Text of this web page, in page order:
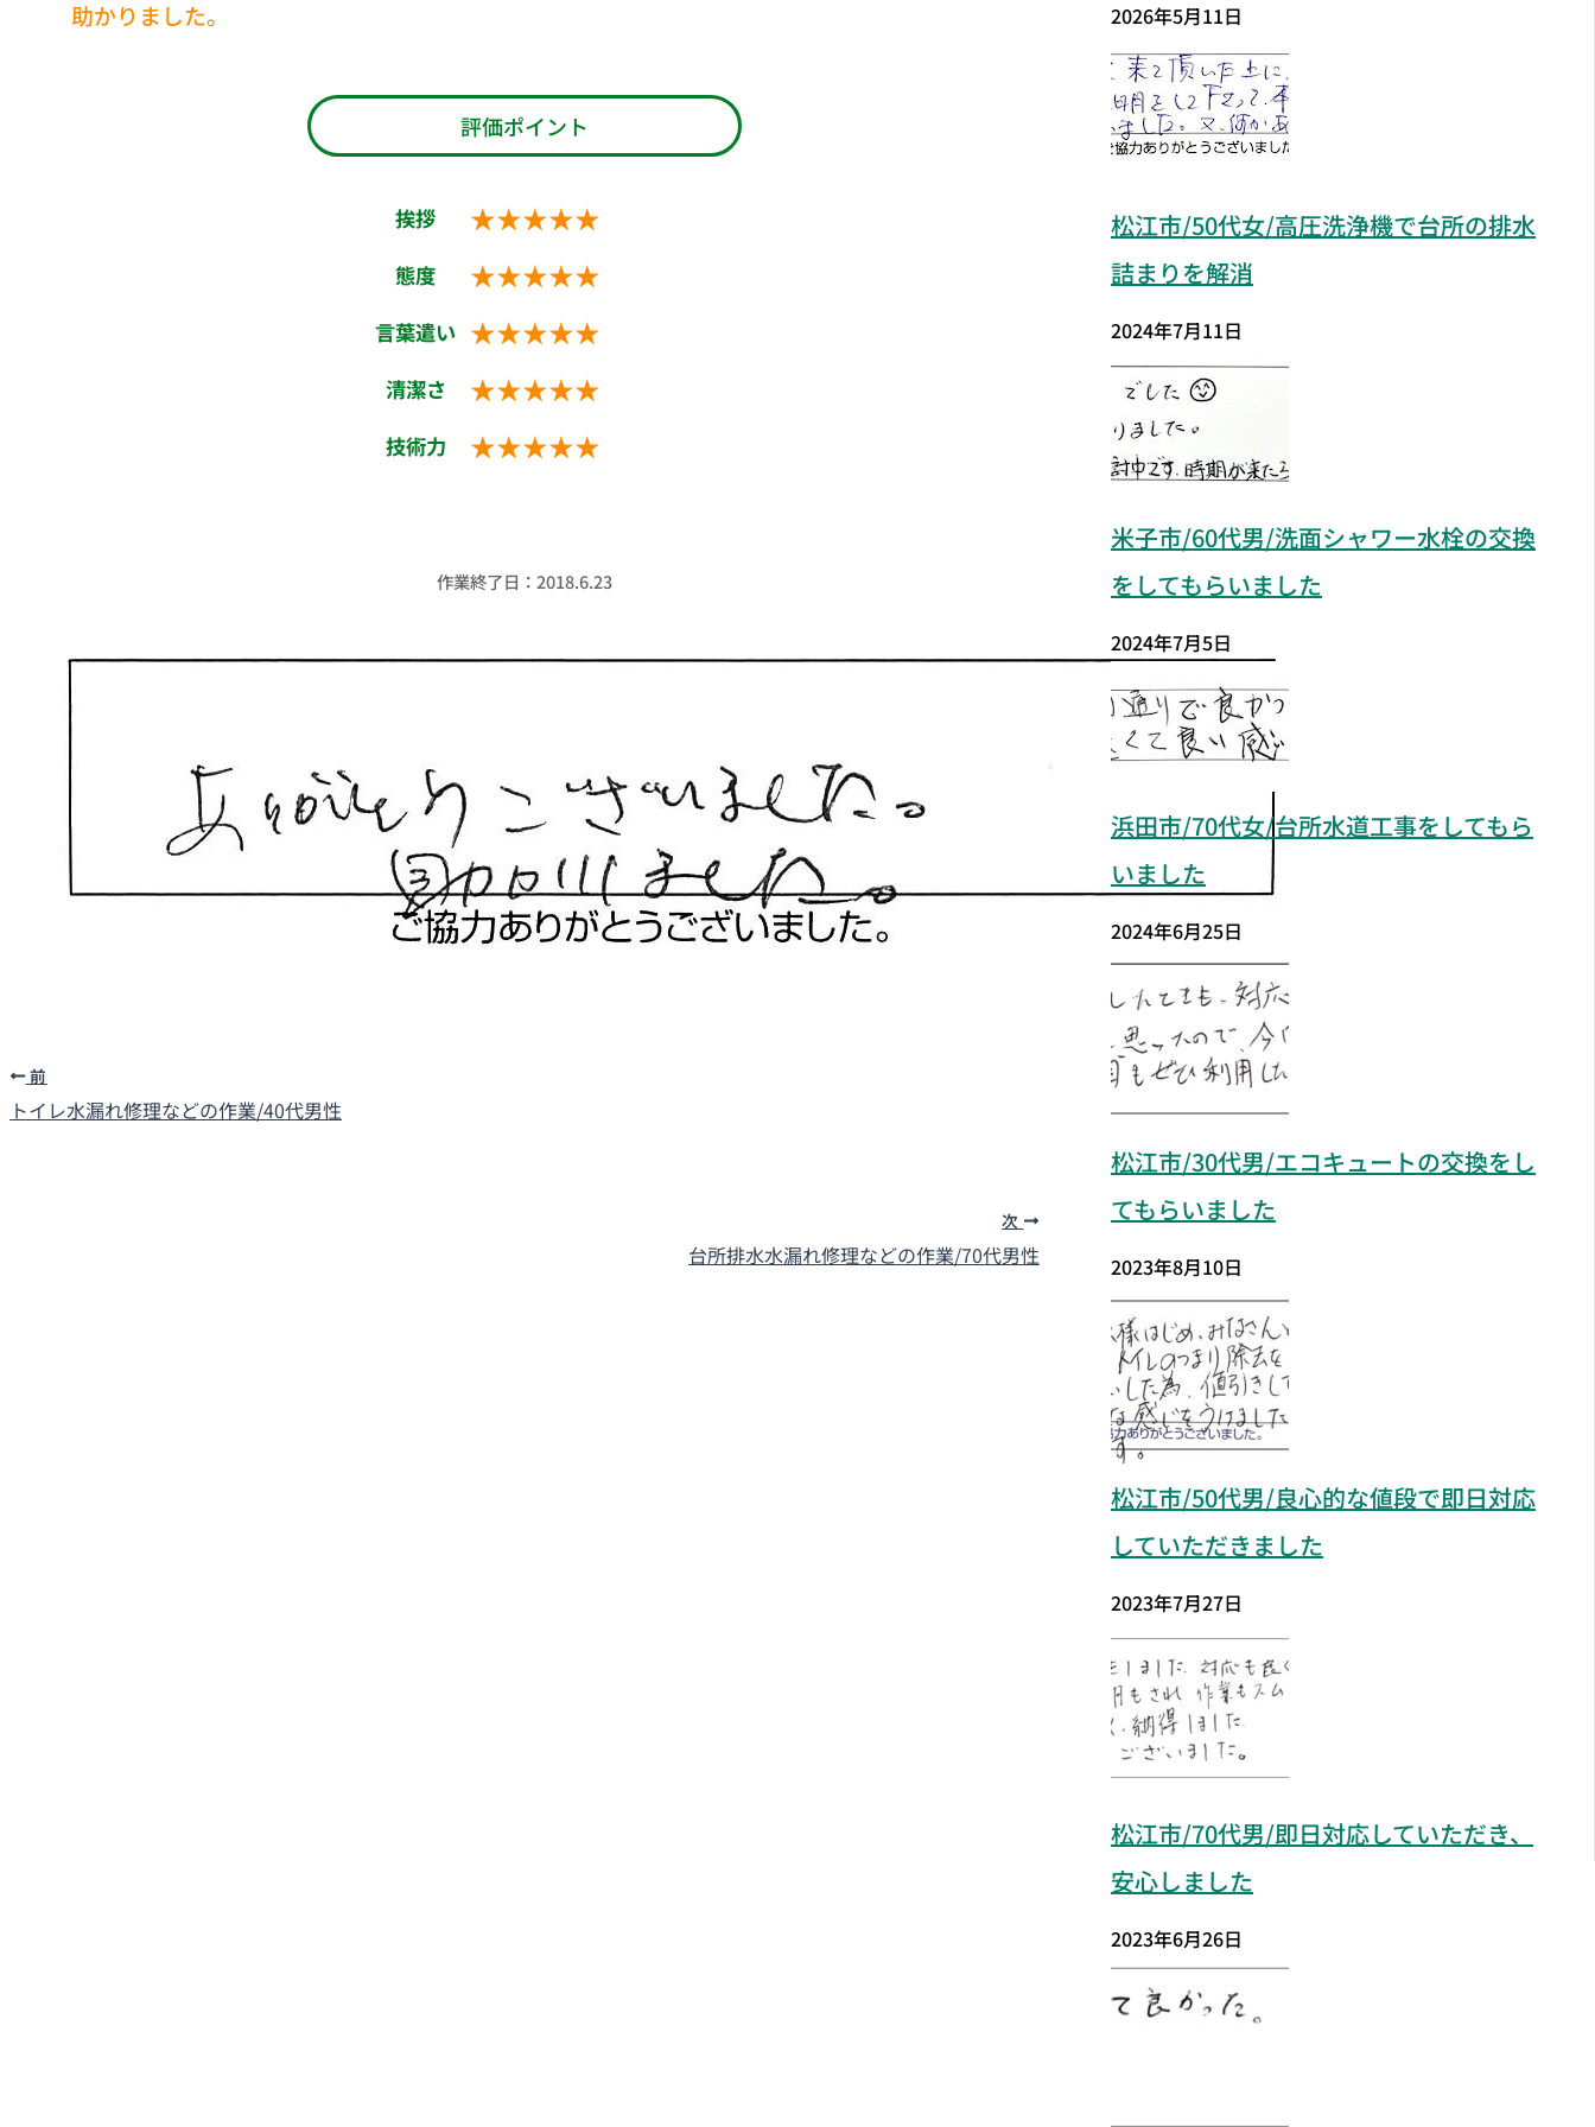
助かりました。
評価ポイント
挨拶 ★★★★★
態度 ★★★★★
言葉遣い ★★★★★
清潔さ ★★★★★
技術力 ★★★★★
作業終了日：2018.6.23
前
トイレ水漏れ修理などの作業/40代男性
次
台所排水水漏れ修理などの作業/70代男性
2026年5月11日
松江市/50代女/高圧洗浄機で台所の排水
詰まりを解消
2024年7月11日
米子市/60代男/洗面シャワー水栓の交換
をしてもらいました
2024年7月5日
浜田市/70代女/台所水道工事をしてもら
いました
2024年6月25日
松江市/30代男/エコキュートの交換をし
てもらいました
2023年8月10日
松江市/50代男/良心的な値段で即日対応
していただきました
2023年7月27日
松江市/70代男/即日対応していただき、
安心しました
2023年6月26日